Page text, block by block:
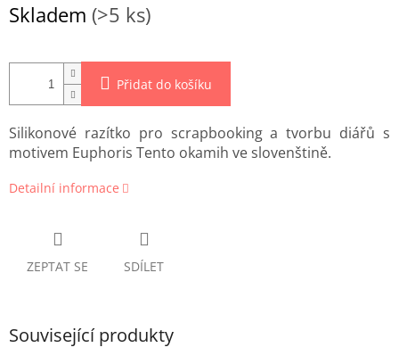
cena:
Skladem (>5 ks)
Přidat do košíku
Silikonové razítko pro scrapbooking a tvorbu diářů s
motivem Euphoris Tento okamih ve slovenštině.
Detailní informace
ZEPTAT SE SDÍLET
Související produkty